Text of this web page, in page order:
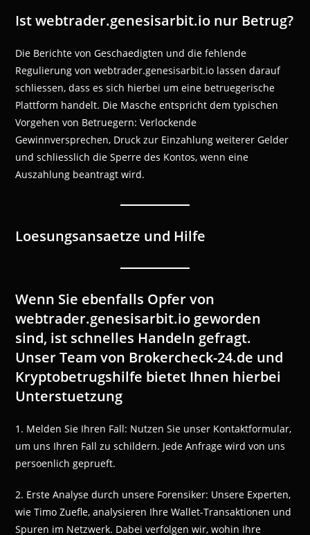
Ist webtrader.genesisarbit.io nur Betrug?
Die Berichte von Geschaedigten und die fehlende
Regulierung von webtrader.genesisarbit.io lassen darauf
schliessen, dass es sich hierbei um eine betruegerische
Plattform handelt. Die Masche entspricht dem typischen
Vorgehen von Betruegern: Verlockende
Gewinnversprechen, Druck zur Einzahlung weiterer Gelder
und schliesslich die Sperre des Kontos, wenn eine
Auszahlung beantragt wird.
Loesungsansaetze und Hilfe
Wenn Sie ebenfalls Opfer von
webtrader.genesisarbit.io geworden
sind, ist schnelles Handeln gefragt.
Unser Team von Brokercheck-24.de und
Kryptobetrugshilfe bietet Ihnen hierbei
Unterstuetzung
1. Melden Sie Ihren Fall: Nutzen Sie unser Kontaktformular,
um uns Ihren Fall zu schildern. Jede Anfrage wird von uns
persoenlich geprueft.
2. Erste Analyse durch unsere Forensiker: Unsere Experten,
wie Timo Zuefle, analysieren Ihre Wallet-Transaktionen und
Spuren im Netzwerk. Dabei verfolgen wir, wohin Ihre